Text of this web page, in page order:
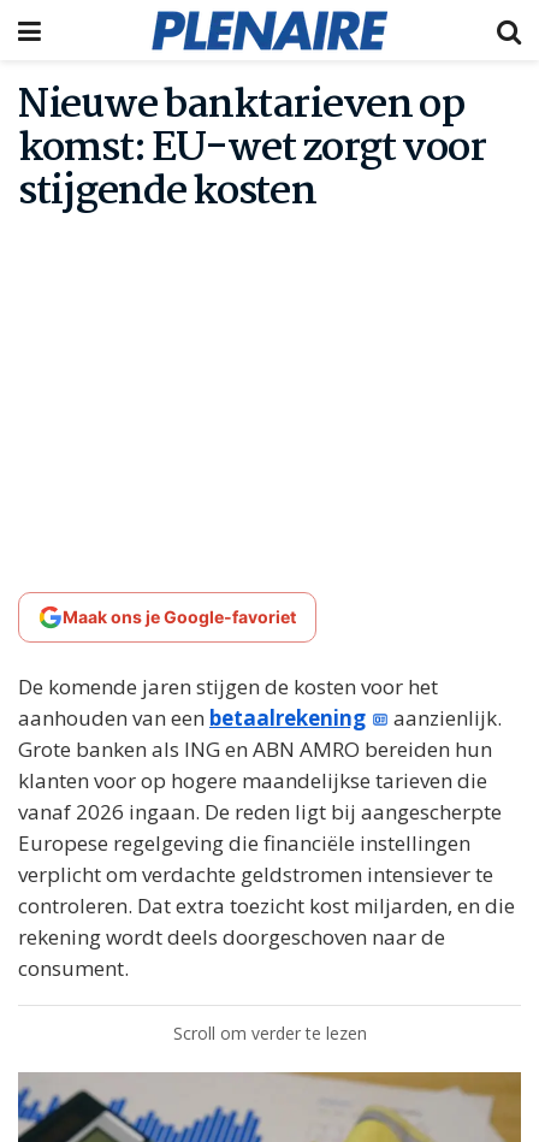
Nieuwe banktarieven op
komst: EU-wet zorgt voor
stijgende kosten
Maak ons je Google-favoriet
De komende jaren stijgen de kosten voor het
aanhouden van een betaalrekening
aanzienlijk.
Grote banken als ING en ABN AMRO bereiden hun
klanten voor op hogere maandelijkse tarieven die
vanaf 2026 ingaan. De reden ligt bij aangescherpte
Europese regelgeving die financiële instellingen
verplicht om verdachte geldstromen intensiever te
controleren. Dat extra toezicht kost miljarden, en die
rekening wordt deels doorgeschoven naar de
consument.
Scroll om verder te lezen